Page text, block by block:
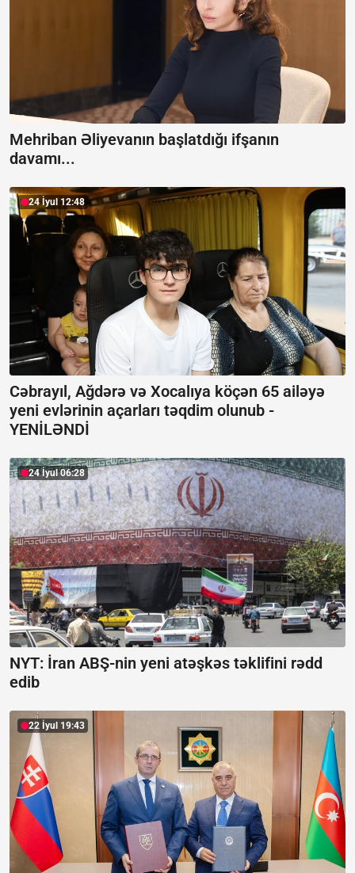
Mehriban Əliyevanın başlatdığı ifşanın
davamı...
24 İyul 12:48
Cəbrayıl, Ağdərə və Xocalıya köçən 65 ailəyə
yeni evlərinin açarları təqdim olunub -
YENİLƏNDİ
24 İyul 06:28
NYT: İran ABŞ-nin yeni atəşkəs təklifini rədd
edib
22 İyul 19:43